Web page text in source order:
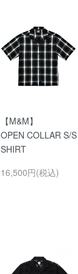
【M&M】
OPEN COLLAR S/S
SHIRT
16,500円(税込)